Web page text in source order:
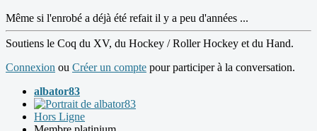
Même si l'enrobé a déjà été refait il y a peu d'années ...
Soutiens le Coq du XV, du Hockey / Roller Hockey et du Hand.
Connexion ou Créer un compte pour participer à la conversation.
albator83
Hors Ligne